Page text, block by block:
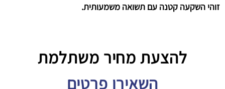
זוהי השקעה קטנה עם תשואה משמעותית.
להצעת מחיר משתלמת​
השאירו פרטים